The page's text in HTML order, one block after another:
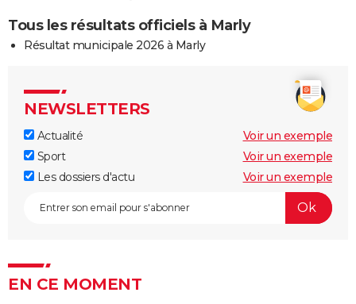
Tous les résultats officiels à Marly
Résultat municipale 2026 à Marly
NEWSLETTERS
Actualité
Voir un exemple
Sport
Voir un exemple
Les dossiers d'actu
Voir un exemple
EN CE MOMENT